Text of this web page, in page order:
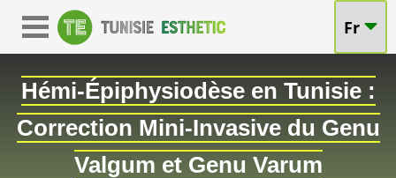
Fr
Hémi-Épiphysiodèse en Tunisie :
Correction Mini-Invasive du Genu
Valgum et Genu Varum